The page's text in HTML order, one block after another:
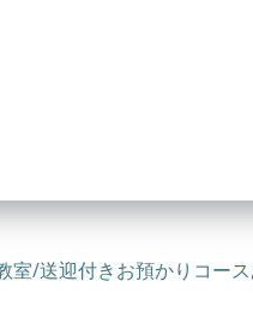
/送迎付きお預かりコー